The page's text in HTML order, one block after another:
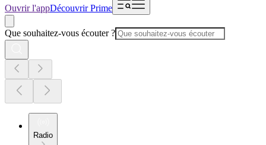
Ouvrir l'appDécouvrir Prime
Que souhaitez-vous écouter ?
Radio